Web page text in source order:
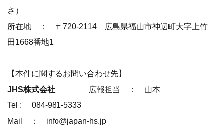
さ）
所在地 ： 〒720‐2114 広島県福山市神辺町大字上竹
田1668番地1
【本件に関するお問い合わせ先】
JHS株式会社 広報担当 ： 山本
Tel : 084-981-5333
Mail ： info@japan-hs.jp